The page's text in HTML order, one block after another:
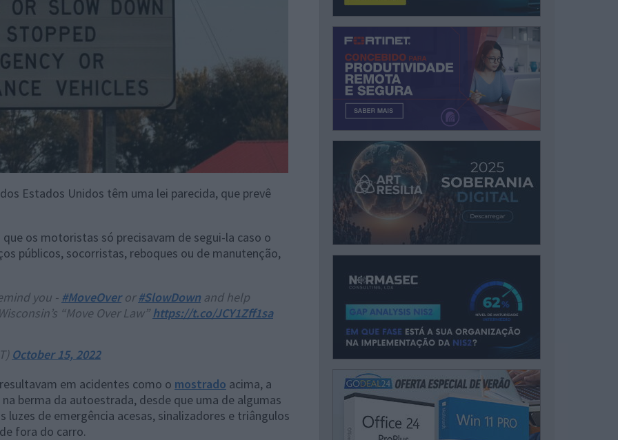
Estados Unidos têm uma lei parecida, que prevê
os motoristas só precisavam de segui-la caso o
públicos, socorristas, reboques ou de manutenção,
you - #MoveOveror#SlowDown and help
“Move Over Law”https://t.co/JCY1Zff1sa
October 15, 2022
em acidentes como o mostrado acima, a
berma da autoestrada, desde que uma de algumas
luzes de emergência acesas, sinalizadores e triângulos
fora do carro.